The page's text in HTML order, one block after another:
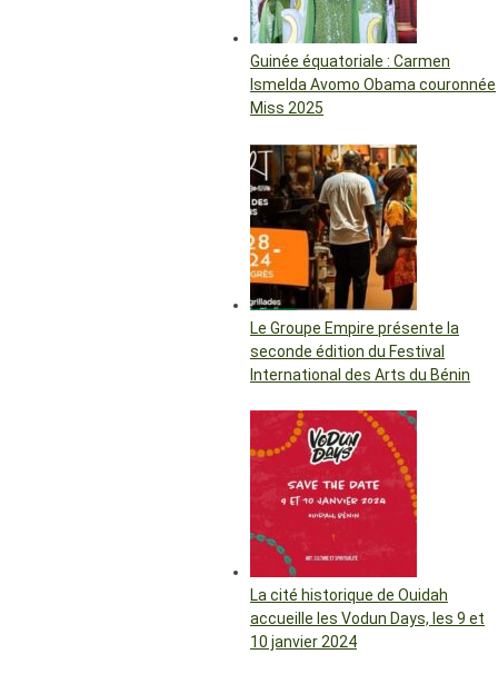
Guinée équatoriale : Carmen
Ismelda Avomo Obama couronnée
Miss 2025
Le Groupe Empire présente la
seconde édition du Festival
International des Arts du Bénin
La cité historique de Ouidah
accueille les Vodun Days, les 9 et
10 janvier 2024